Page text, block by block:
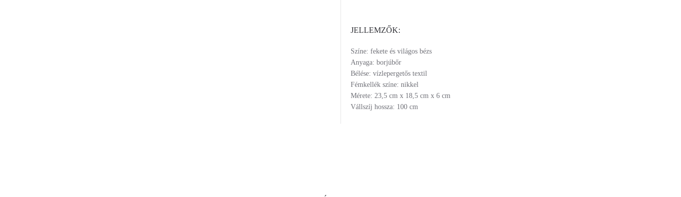
JELLEMZŐK:
Színe: fekete és világos bézs
Anyaga: borjúbőr
Bélése: vízlepergetős textil
Fémkellék színe: nikkel
Mérete: 23,5 cm x 18,5 cm x 6 cm
Vállszíj hossza: 100 cm